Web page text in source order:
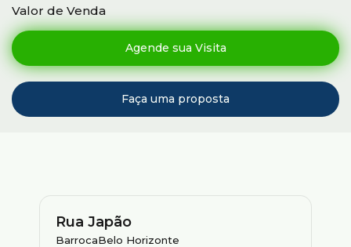
Valor de Venda
Rua Japão
BarrocaBelo Horizonte